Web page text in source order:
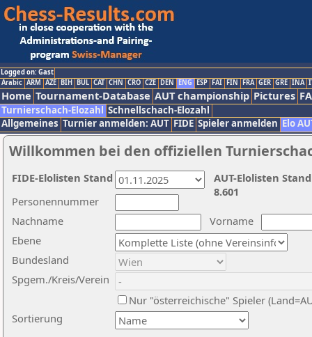
Logged on: Gast
Arabic ARM AZE BIH BUL CAT CHN CRO CZE DEN ENG ESP FAI FIN FRA GER GRE INA
Home Tournament-Database AUT championship Pictures
Turnierschach-Elozahl Schnellschach-Elozahl
Allgemeines Turnier anmelden: AUT FIDE Spieler anmelden Elo
Willkommen bei den offiziellen
Nachname
Vorname
Ebene
Sortierung
Personennummer
Bundesland
Spgem./Kreis/Verein
Nur "österreichische" Spieler
AUT-Elolisten
8.601
FIDE-Elolisten Stand